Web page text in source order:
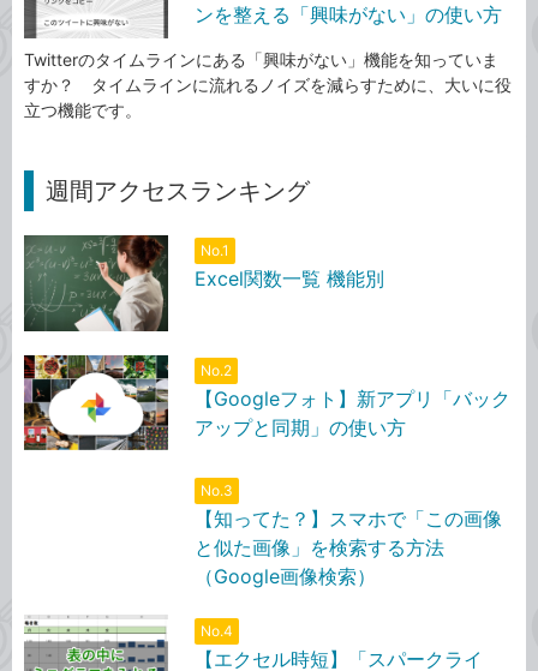
ンを整える「興味がない」の使い方
Twitterのタイムラインにある「興味がない」機能を知っていま
すか？ タイムラインに流れるノイズを減らすために、大いに役
立つ機能です。
週間アクセスランキング
No.1
Excel関数一覧 機能別
No.2
【Googleフォト】新アプリ「バック
アップと同期」の使い方
No.3
【知ってた？】スマホで「この画像
と似た画像」を検索する方法
（Google画像検索）
No.4
【エクセル時短】「スパークライ